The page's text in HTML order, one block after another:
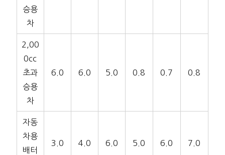
승용
차
2,00
0cc
초과
승용
차
6.0 6.0 5.0 0.8 0.7 0.8
자동
차용
배터
3.0 4.0 6.0 5.0 6.0 7.0